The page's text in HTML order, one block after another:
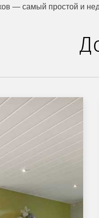
— самый простой и